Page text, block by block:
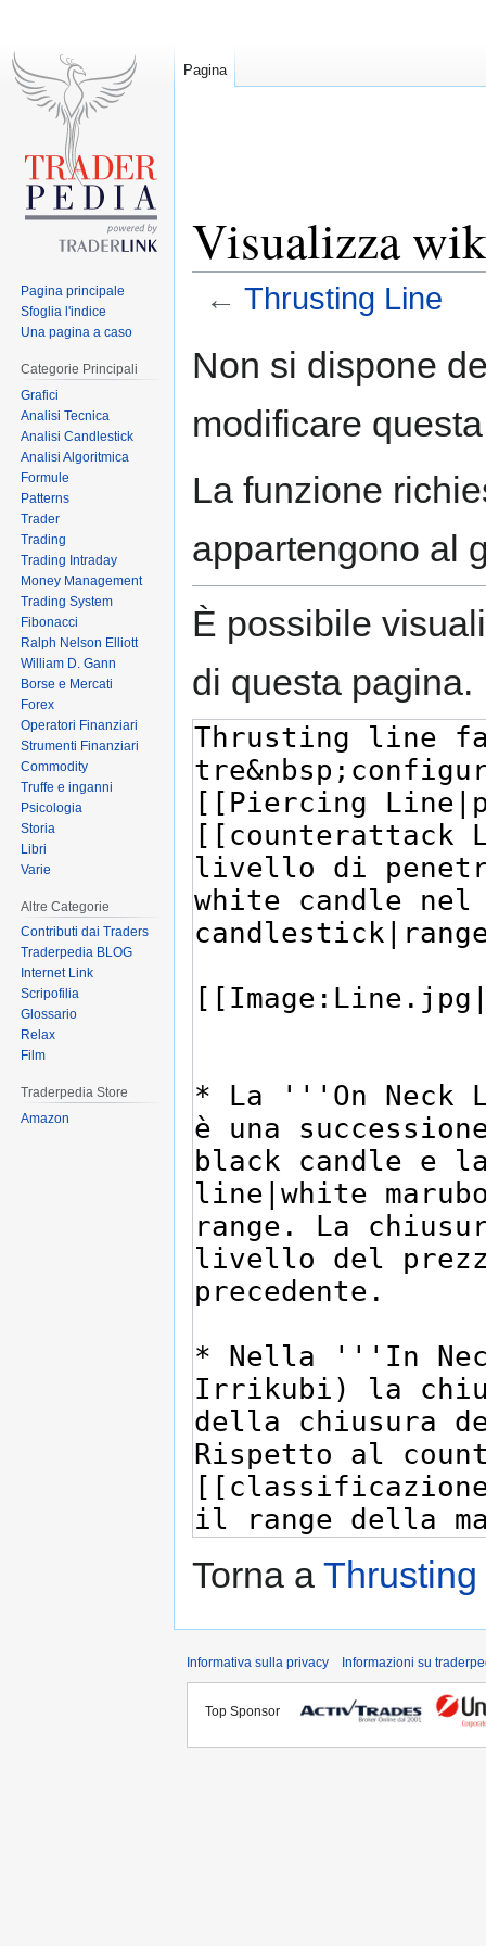
Visualizza
← Thrusting Line
toto
Non si dispone
modificare
La funzione
appartengono al
È possibile
di questa pagina.
Torna a
Pagina
Pagina principale
Sfoglia l'indice
Una pagina a caso
Categorie Principali
Grafici
Analisi Tecnica
Analisi Candlestick
Analisi Algoritmica
Formule
Patterns
Trader
Trading
Trading Intraday
Money Management
Trading System
Fibonacci
Ralph Nelson Elliott
William D. Gann
Borse e Mercati
Forex
Operatori Finanziari
Strumenti Finanziari
Commodity
Truffe e inganni
Psicologia
Storia
Libri
Varie
Altre Categorie
Contributi dai Traders
Traderpedia BLOG
Internet Link
Scripofilia
Glossario
Relax
Film
Traderpedia Store
Amazon
Informativa sulla privacy Informazioni su
Top Sponsor